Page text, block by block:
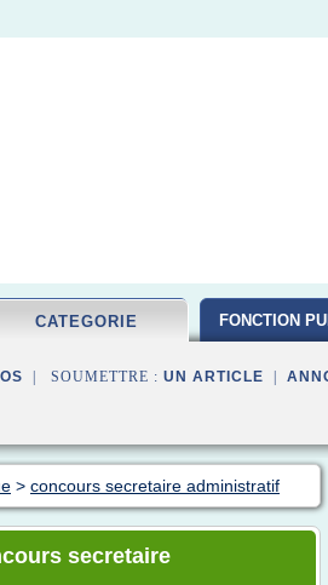
CATEGORIE FONCTION
| SOUMETTRE : UN ARTICLE
> concours secretaire administratif
secretaire